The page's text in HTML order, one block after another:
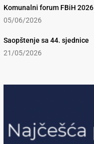
Komunalni forum FBiH 2026
05/06/2026
Saopštenje sa 44. sjednice
21/05/2026